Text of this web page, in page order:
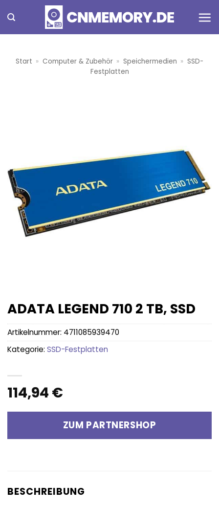
Inhalt
springen
Start » Computer & Zubehör » Speichermedien » SSD-
Festplatten
ADATA LEGEND 710 2 TB, SSD
114,94 €
ZUM PARTNERSHOP
Artikelnummer: 4711085939470
Kategorie: SSD-Festplatten
BESCHREIBUNG